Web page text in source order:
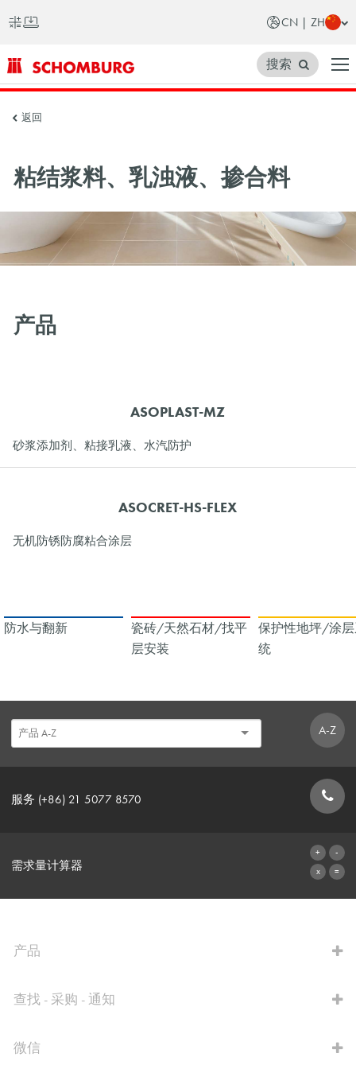
CN | ZH
SCHOMBURG
中
国
搜索
返回
粘结浆料、乳浊液、掺合料
产品
ASOPLAST-MZ
砂浆添加剂、粘接乳液、水汽防护
ASOCRET-HS-FLEX
无机防锈防腐粘合涂层
防水与翻新
瓷砖/天然石材/找平
层安装
保护性地坪/涂
统
A-Z
服务 (+86) 21 5077 8570
需求量计算器
产品
查找 - 采购 - 通知
微信